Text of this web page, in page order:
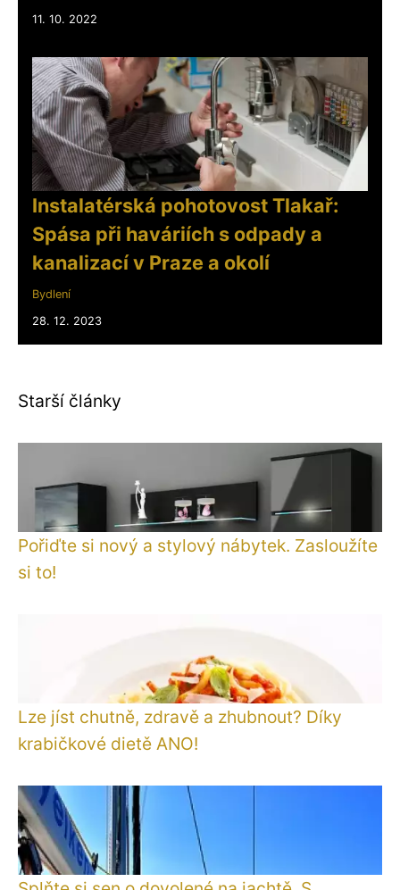
11. 10. 2022
Instalatérská pohotovost Tlakař:
Spása při haváriích s odpady a
kanalizací v Praze a okolí
Bydlení
28. 12. 2023
Starší články
Pořiďte si nový a stylový nábytek. Zasloužíte
si to!
Lze jíst chutně, zdravě a zhubnout? Díky
krabičkové dietě ANO!